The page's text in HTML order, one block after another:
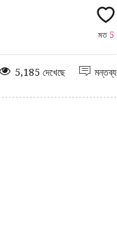
মত 5
মন্তব্য
5,185 দেখেছে